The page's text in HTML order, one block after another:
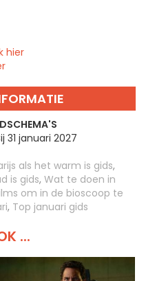
hier
31 januari 2027
als het warm is gids,
is gids, Wat te doen in
om in de bioscoop te
, Top januari gids
...